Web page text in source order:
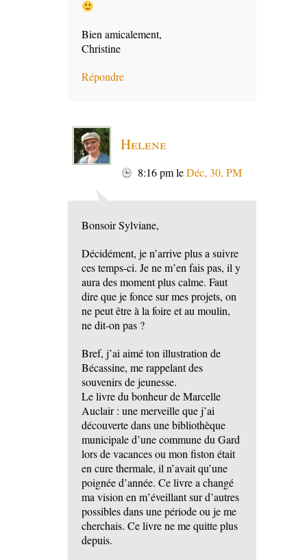
Bien amicalement,
Christine
Répondre
Helene
8:16 pmleDéc, 30, PM
Bonsoir Sylviane,
Décidément, je n’arrive plus a suivre
ces temps-ci. Je ne m’en fais pas, il y
aura des moment plus calme. Faut
dire que je fonce sur mes projets, on
ne peut être à la foire et au moulin,
ne dit-on pas ?
Bref, j’ai aimé ton illustration de
Bécassine, me rappelant des
souvenirs de jeunesse.
Le livre du bonheur de Marcelle
Auclair : une merveille que j’ai
découverte dans une bibliothèque
municipale d’une commune du Gard
lors de vacances ou mon fiston était
en cure thermale, il n’avait qu’une
poignée d’année. Ce livre a changé
ma vision en m’éveillant sur d’autres
possibles dans une période ou je me
cherchais. Ce livre ne me quitte plus
depuis.